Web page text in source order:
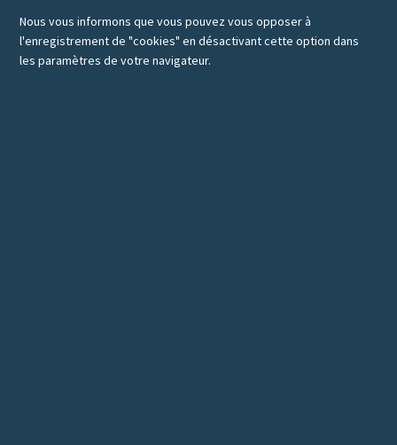
Nous vous informons que vous pouvez vous opposer à
l'enregistrement de "cookies" en désactivant cette option dans
les paramètres de votre navigateur.